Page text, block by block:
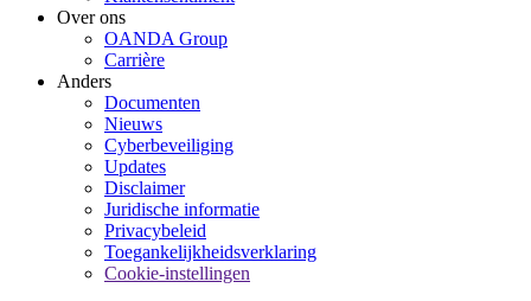
Over ons
OANDA Group
Carrière
Anders
Documenten
Nieuws
Cyberbeveiliging
Updates
Disclaimer
Juridische informatie
Privacybeleid
Toegankelijkheidsverklaring
Cookie-instellingen